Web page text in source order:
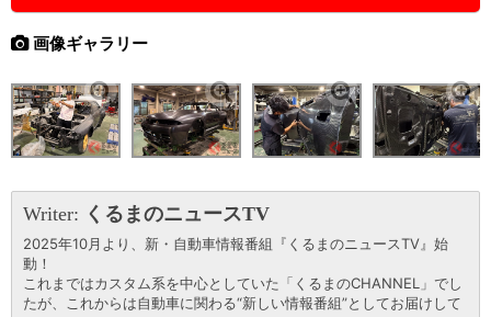
画像ギャラリー
Writer: くるまのニュースTV
2025年10月より、新・自動車情報番組『くるまのニュースTV』始
動！
これまではカスタム系を中心としていた「くるまのCHANNEL」でし
たが、これからは自動車に関わる“新しい情報番組”としてお届けして